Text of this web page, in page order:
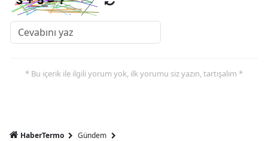
* Bu içerik ile ilgili yorum yok, ilk yorumu siz yazın, tartışalım *
HaberTermo Gündem